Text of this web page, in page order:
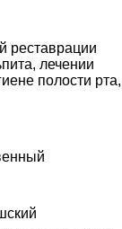
реставрации
лечении
полости рта,